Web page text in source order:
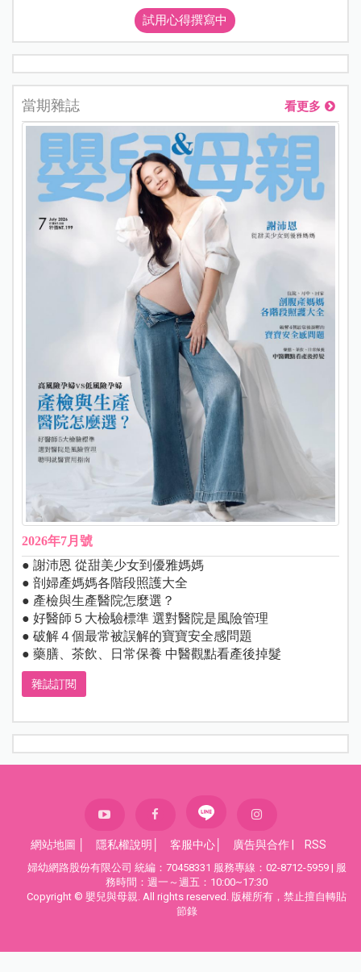
試用心得撰寫中
當期雜誌 看更多
2026年7月號
● 謝沛恩 從甜美少女到優雅媽媽
● 剖婦產媽媽各階段照護大全
● 產檢與生產醫院怎麼選？
● 好醫師５大檢驗標準 選對醫院是風險管理
● 破解４個最常被誤解的寶寶安全感問題
● 藥膳、茶飲、日常保養 中醫觀點看產後掉髮
雜誌訂閱
網站地圖 隱私權說明 客服中心 廣告與合作 RSS
婦幼網路股份有限公司 統編：70458331 服務專線：02-8712-5959 | 服
務時間：週一～週五：10:00~17:30
Copyright © 嬰兒與母親. All rights reserved. 版權所有，禁止擅自轉貼
節錄